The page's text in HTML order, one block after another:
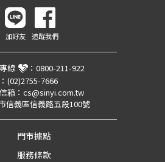
加好友 追蹤我們
線 ： 0800-211-922
(02)2755-7666
箱： cs@sinyi.com.tw
信義區信義路五段100號
門市據點
服務條款